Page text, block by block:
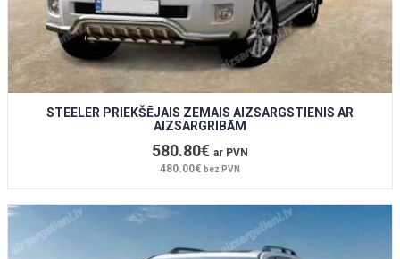
STEELER PRIEKŠĒJAIS ZEMAIS AIZSARGSTIENIS AR
AIZSARGRIBĀM
580.80€ ar PVN
480.00€ bez PVN